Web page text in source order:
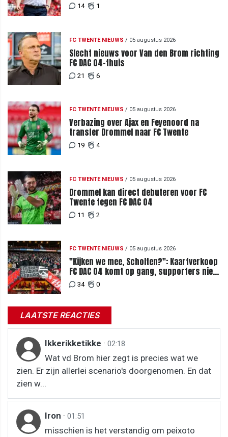
14 1
FC TWENTE NIEUWS / 05 augustus 2026
Slecht nieuws voor Van den Brom richting
FC DAC 04-thuis
21 6
FC TWENTE NIEUWS / 05 augustus 2026
Verbazing over Ajax en Feyenoord na
transfer Drommel naar FC Twente
19 4
FC TWENTE NIEUWS / 05 augustus 2026
Drommel kan direct debuteren voor FC
Twente tegen FC DAC 04
11 2
FC TWENTE NIEUWS / 05 augustus 2026
"Kijken we mee, Scholten?": Kaartverkoop
FC DAC 04 komt op gang, supporters niet
blij met ticketprijzen
34 0
LAATSTE REACTIES
Ikkerikketikke · 02:18
Wat vd Brom hier zegt is precies wat we
zien. Er zijn allerlei scenario's doorgenomen. En dat
zien w...
Iron · 01:51
misschien is het verstandig om peixoto